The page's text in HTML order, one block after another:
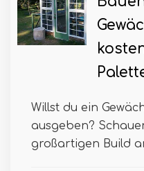
Willst du ein
ausgeben?
großartigen Build